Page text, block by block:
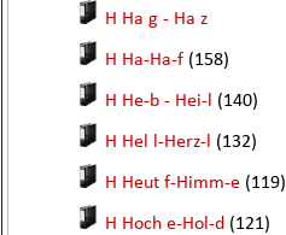
H Ha g - Ha z
H Ha-Ha-f (158)
H He-b - Hei-l (140)
H Hel l-Herz-l (132)
H Heut f-Himm-e (119)
H Hoch e-Hol-d (121)